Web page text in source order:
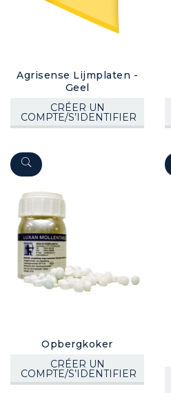
Agrisense Lijmplaten -
Geel
CRÉER UN
COMPTE/S’IDENTIFIER
Opbergkoker
CRÉER UN
COMPTE/S’IDENTIFIER